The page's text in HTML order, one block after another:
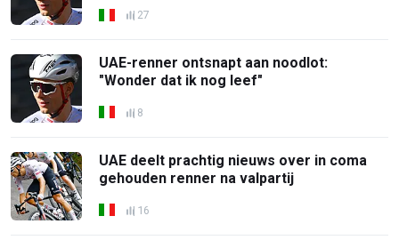
27
UAE-renner ontsnapt aan noodlot:
"Wonder dat ik nog leef"
8
UAE deelt prachtig nieuws over in coma
gehouden renner na valpartij
16